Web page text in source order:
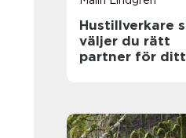
Hustillverkare så
väljer du rätt
partner för ditt